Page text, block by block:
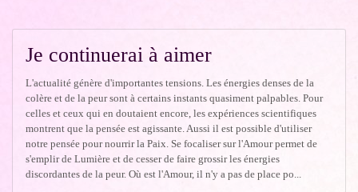
Je continuerai à aimer
L'actualité génère d'importantes tensions. Les énergies denses de la
colère et de la peur sont à certains instants quasiment palpables. Pour
celles et ceux qui en doutaient encore, les expériences scientifiques
montrent que la pensée est agissante. Aussi il est possible d'utiliser
notre pensée pour nourrir la Paix. Se focaliser sur l'Amour permet de
s'emplir de Lumière et de cesser de faire grossir les énergies
discordantes de la peur. Où est l'Amour, il n'y a pas de place po...